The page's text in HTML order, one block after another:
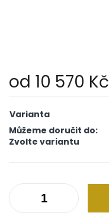
od 10 570 Kč
cena:
Varianta
Můžeme doručit do:
Zvolte variantu